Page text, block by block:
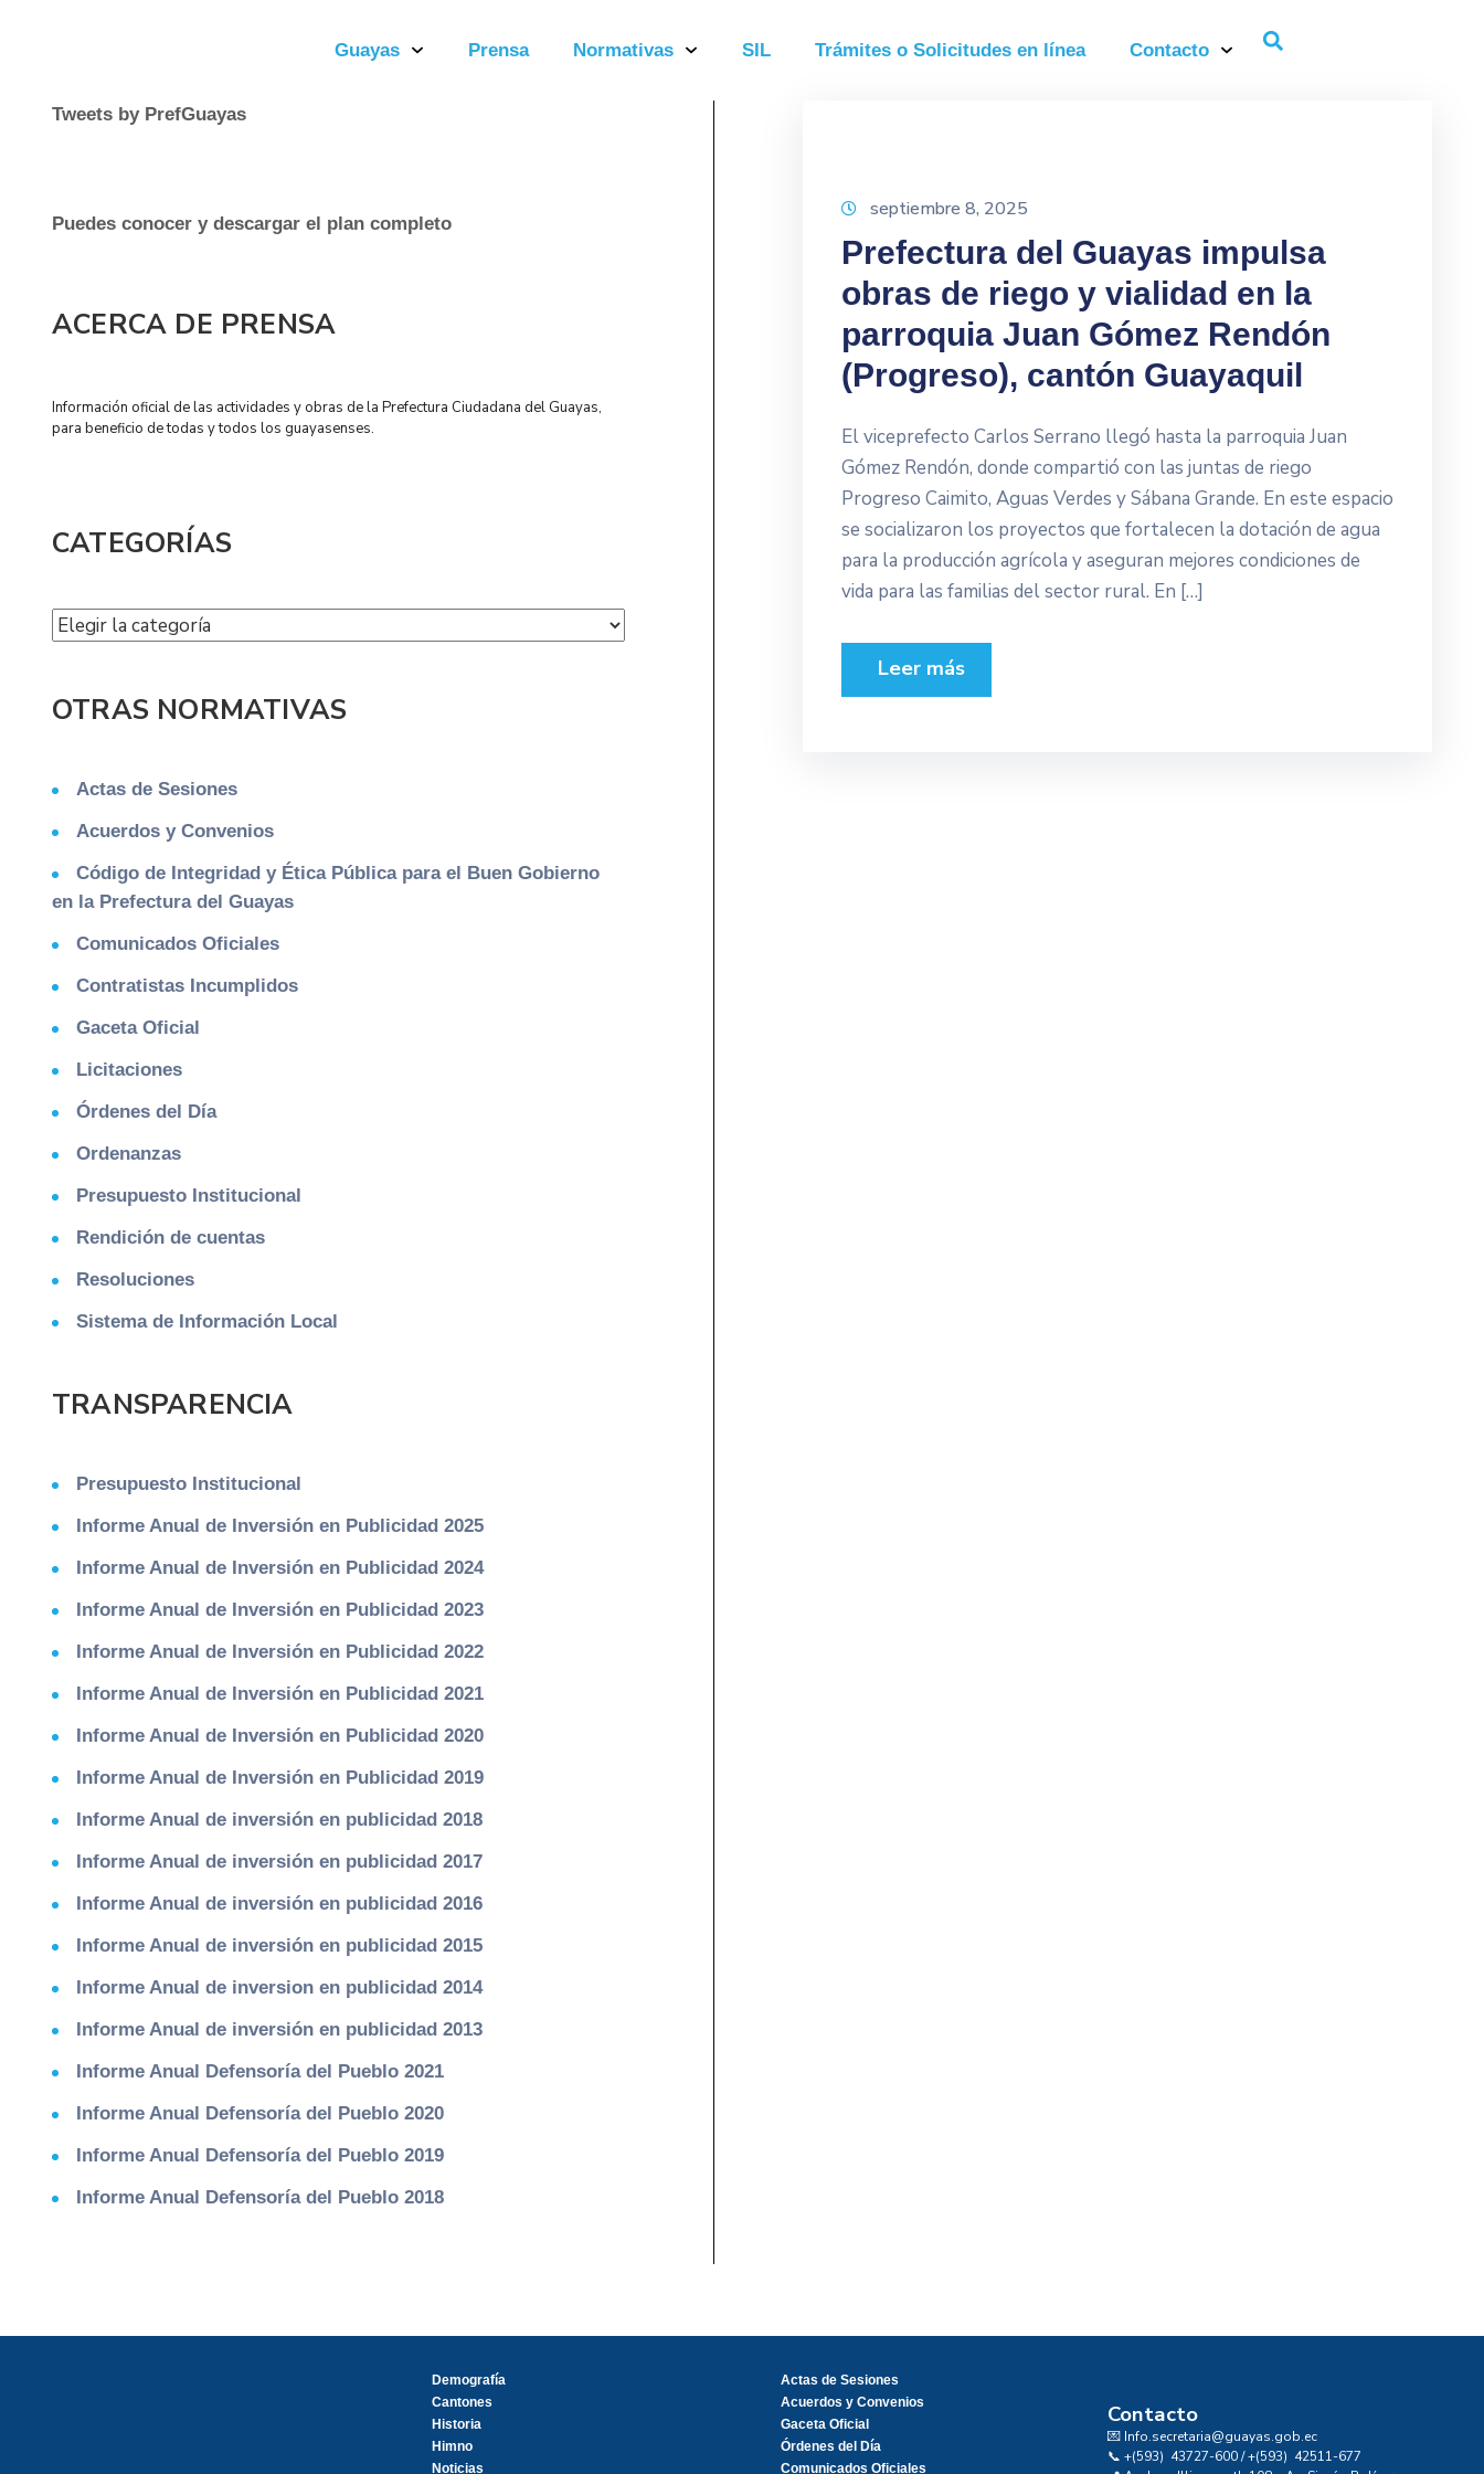
Guayas Prensa Normativas SIL Trámites o Solicitudes en línea Contacto
septiembre 8, 2025
Prefectura del Guayas impulsa
obras de riego y vialidad en la
parroquia Juan Gómez Rendón
(Progreso), cantón Guayaquil
El viceprefecto Carlos Serrano llegó hasta la parroquia Juan
Gómez Rendón, donde compartió con las juntas de riego
Progreso Caimito, Aguas Verdes y Sábana Grande. En este espacio
se socializaron los proyectos que fortalecen la dotación de agua
para la producción agrícola y aseguran mejores condiciones de
vida para las familias del sector rural. En […]
Leer más
Tweets by PrefGuayas
Puedes conocer y descargar el plan completo
ACERCA DE PRENSA
Información oficial de las actividades y obras de la Prefectura Ciudadana del Guayas,
para beneficio de todas y todos los guayasenses.
CATEGORÍAS
OTRAS NORMATIVAS
Actas de Sesiones
Acuerdos y Convenios
Código de Integridad y Ética Pública para el Buen Gobierno
en la Prefectura del Guayas
Comunicados Oficiales
Contratistas Incumplidos
Gaceta Oficial
Licitaciones
Órdenes del Día
Ordenanzas
Presupuesto Institucional
Rendición de cuentas
Resoluciones
Sistema de Información Local
TRANSPARENCIA
Presupuesto Institucional
Informe Anual de Inversión en Publicidad 2025
Informe Anual de Inversión en Publicidad 2024
Informe Anual de Inversión en Publicidad 2023
Informe Anual de Inversión en Publicidad 2022
Informe Anual de Inversión en Publicidad 2021
Informe Anual de Inversión en Publicidad 2020
Informe Anual de Inversión en Publicidad 2019
Informe Anual de inversión en publicidad 2018
Informe Anual de inversión en publicidad 2017
Informe Anual de inversión en publicidad 2016
Informe Anual de inversión en publicidad 2015
Informe Anual de inversion en publicidad 2014
Informe Anual de inversión en publicidad 2013
Informe Anual Defensoría del Pueblo 2021
Informe Anual Defensoría del Pueblo 2020
Informe Anual Defensoría del Pueblo 2019
Informe Anual Defensoría del Pueblo 2018
Demografía
Cantones
Historia
Himno
Noticias
Actas de Sesiones
Acuerdos y Convenios
Gaceta Oficial
Órdenes del Día
Comunicados Oficiales
Contacto
💌 Info.secretaria@guayas.gob.ec
📞 +(593) 43727-600 / +(593) 42511-677